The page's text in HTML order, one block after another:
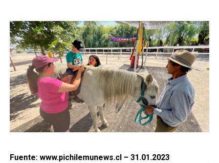
Fuente: www.pichilemunews.cl – 31.01.2023